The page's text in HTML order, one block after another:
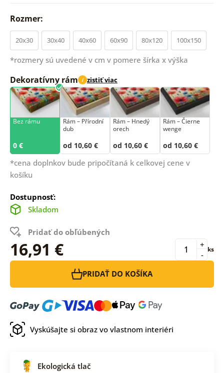
Rozmer:
20x30 30x40 40x60 60x90 80x120 100x150
*rozmery sú uvedené v cm v pomere šírka x výška
Dekoratívny rám i zistiť viac
Bez rámu
0 €
Rám –⁠⁠⁠⁠⁠⁠ Přírodní
dub
od 10,60 €
Rám – Hnedý
orech
od 10,60 €
Rám – Čierne
wenge
od 10,60 €
*cena doplnkov bude pripočítaná k celkovej cene v
košíku
Dostupnosť:
Skladom
Pridať do obľúbených
16,91 € -
+ ks
PRIDAŤ DO KOŠÍKA
Vyskúšajte si obraz vo vlastnom interiéri
Ekologická tlač